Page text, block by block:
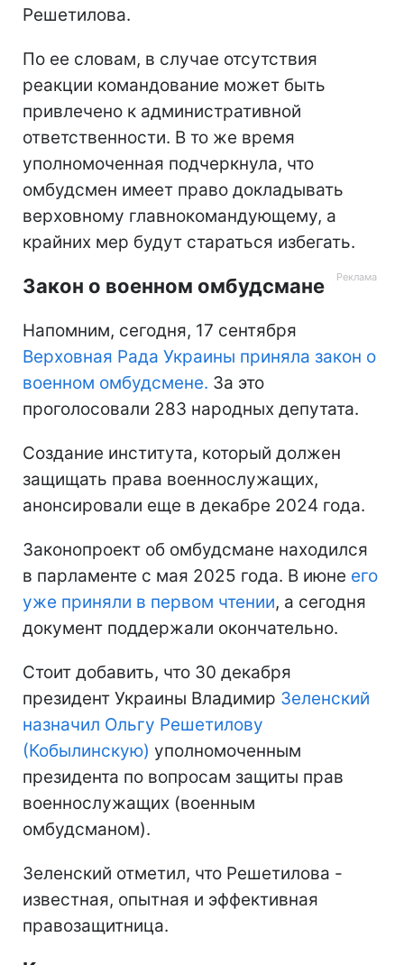
Решетилова.
По ее словам, в случае отсутствия
реакции командование может быть
привлечено к административной
ответственности. В то же время
уполномоченная подчеркнула, что
омбудсмен имеет право докладывать
верховному главнокомандующему, а
крайних мер будут стараться избегать.
Закон о военном омбудсмане
Напомним, сегодня, 17 сентября
Верховная Рада Украины приняла закон о
военном омбудсмене. За это
проголосовали 283 народных депутата.
Создание института, который должен
защищать права военнослужащих,
анонсировали еще в декабре 2024 года.
Законопроект об омбудсмане находился
в парламенте с мая 2025 года. В июне его
уже приняли в первом чтении, а сегодня
документ поддержали окончательно.
Стоит добавить, что 30 декабря
президент Украины Владимир Зеленский
назначил Ольгу Решетилову
(Кобылинскую) уполномоченным
президента по вопросам защиты прав
военнослужащих (военным
омбудсманом).
Зеленский отметил, что Решетилова -
известная, опытная и эффективная
правозащитница.